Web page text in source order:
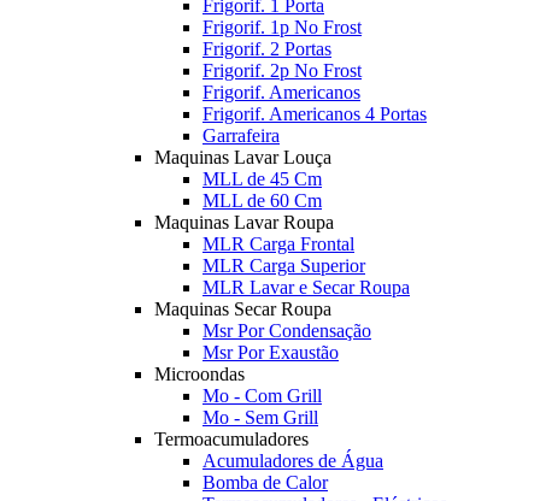
Frigorif. 1 Porta
Frigorif. 1p No Frost
Frigorif. 2 Portas
Frigorif. 2p No Frost
Frigorif. Americanos
Frigorif. Americanos 4 Portas
Garrafeira
Maquinas Lavar Louça
MLL de 45 Cm
MLL de 60 Cm
Maquinas Lavar Roupa
MLR Carga Frontal
MLR Carga Superior
MLR Lavar e Secar Roupa
Maquinas Secar Roupa
Msr Por Condensação
Msr Por Exaustão
Microondas
Mo - Com Grill
Mo - Sem Grill
Termoacumuladores
Acumuladores de Água
Bomba de Calor